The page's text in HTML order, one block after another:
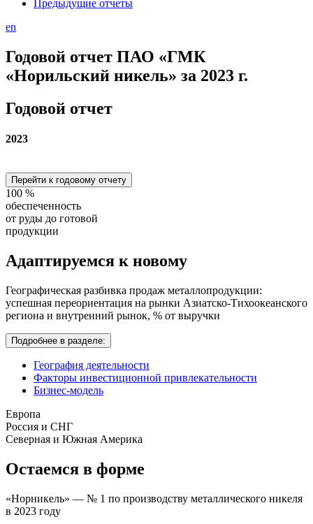
Предыдущие отчеты
en
Годовой отчет ПАО «ГМК
«Норильский никель» за 2023 г.
Годовой отчет
2023
Перейти к годовому отчету
100 %
обеспеченность
от руды до готовой
продукции
Адаптируемся к новому
Географическая разбивка продаж металлопродукции:
успешная переориентация на рынки Азиатско-Тихоокеанского
региона и внутренний рынок, % от выручки
Подробнее в разделе:
География деятельности
Факторы инвестиционной привлекательности
Бизнес-модель
Европа
Россия и СНГ
Северная и Южная Америка
Остаемся в форме
«Норникель» — № 1 по производству металлического никеля
в 2023 году